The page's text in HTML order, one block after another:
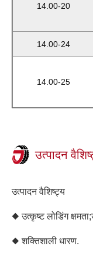
14.00-20
14.00-24
14.00-25
उत्पादन
उत्पादन वैशिष्ट्य
◆ उत्कृष्ट लोडिंग
◆ शक्तिशाली धारण.